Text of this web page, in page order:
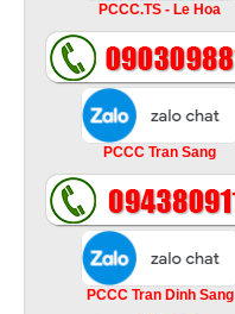
PCCC.TS - Le Hoa
PCCC Tran Sang
PCCC Tran Dinh Sang